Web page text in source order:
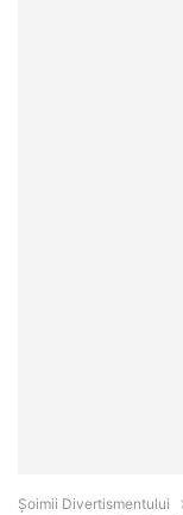
Şoimii Divertismentului